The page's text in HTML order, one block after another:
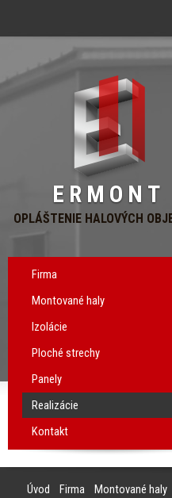
ERMONT
OPLÁŠTENIE HALOVÝCH
Firma
Montované haly
Izolácie
Ploché strechy
Panely
Realizácie
Kontakt
Úvod Firma Montované haly